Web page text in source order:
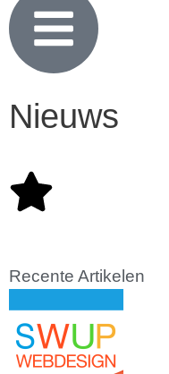
Nieuws
Recente Artikelen